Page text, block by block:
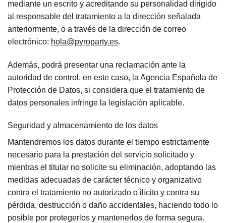
mediante un escrito y acreditando su personalidad dirigido
al responsable del tratamiento a la dirección señalada
anteriormente, o a través de la dirección de correo
electrónico: hola@pyroparty.es.
Además, podrá presentar una reclamación ante la
autoridad de control, en este caso, la Agencia Española de
Protección de Datos, si considera que el tratamiento de
datos personales infringe la legislación aplicable.
Seguridad y almacenamiento de los datos
Mantendremos los datos durante el tiempo estrictamente
necesario para la prestación del servicio solicitado y
mientras el titular no solicite su eliminación, adoptando las
medidas adecuadas de carácter técnico y organizativo
contra el tratamiento no autorizado o ilícito y contra su
pérdida, destrucción o daño accidentales, haciendo todo lo
posible por protegerlos y mantenerlos de forma segura.